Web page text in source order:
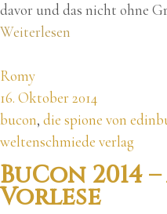
davor und das nicht ohne
Weiterlesen
Romy
16. Oktober 2014
bucon, die spione von
weltenschmiede verlag
BuCon 2014
Vorlese